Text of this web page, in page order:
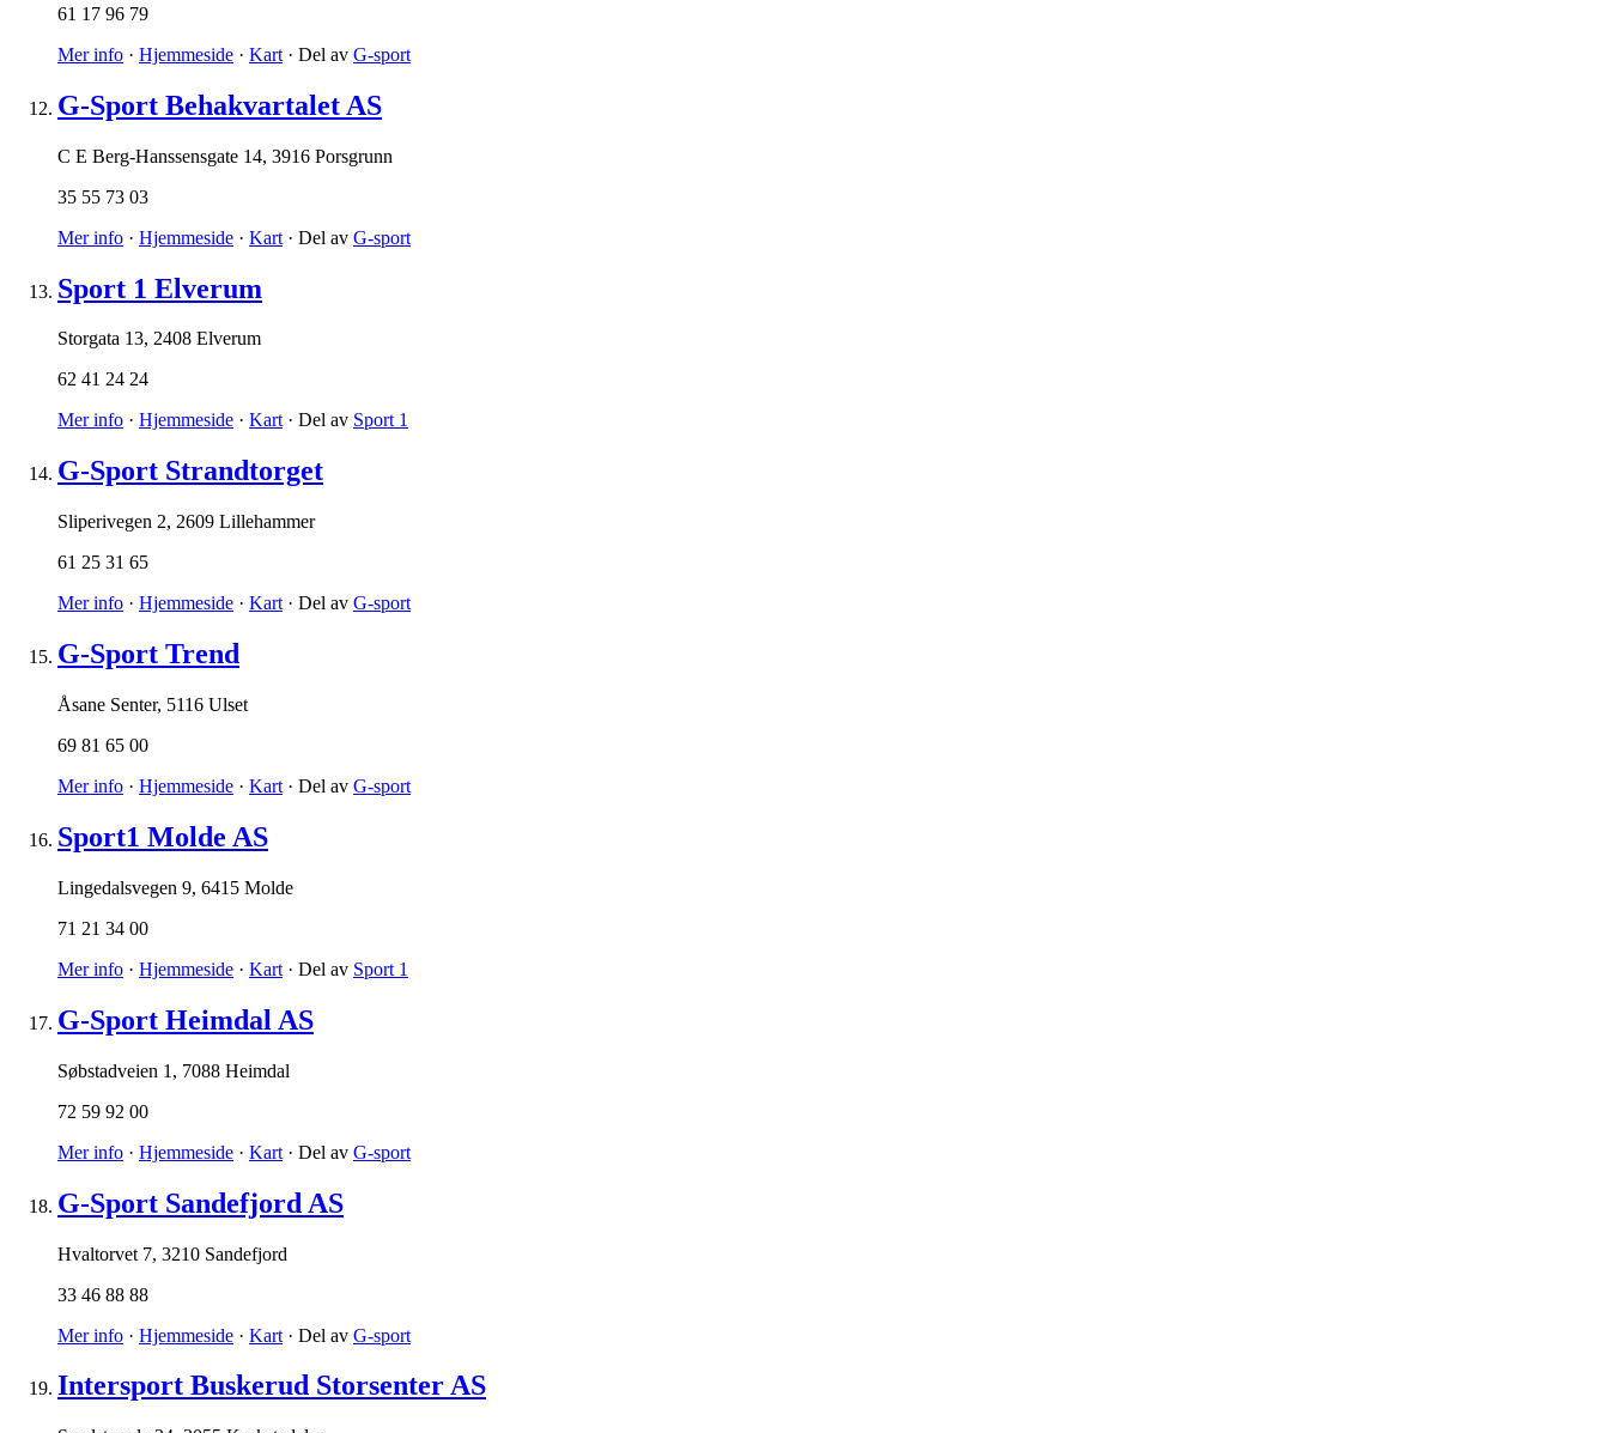
61 17 96 79
Mer info · Hjemmeside · Kart · Del av G-sport
G-Sport Behakvartalet AS
C E Berg-Hanssensgate 14, 3916 Porsgrunn
35 55 73 03
Mer info · Hjemmeside · Kart · Del av G-sport
Sport 1 Elverum
Storgata 13, 2408 Elverum
62 41 24 24
Mer info · Hjemmeside · Kart· Del av Sport 1
G-Sport Strandtorget
Sliperivegen 2, 2609 Lillehammer
61 25 31 65
Mer info · Hjemmeside · Kart · Del av G-sport
G-Sport Trend
Åsane Senter, 5116 Ulset
69 81 65 00
Mer info · Hjemmeside · Kart · Del av G-sport
Sport1 Molde AS
Lingedalsvegen 9, 6415 Molde
71 21 34 00
Mer info · Hjemmeside · Kart · Del av Sport 1
G-Sport Heimdal AS
Søbstadveien 1 , 7088 Heimdal
72 59 92 00
Mer info · Hjemmeside · Kart · Del av G-sport
G-Sport Sandefjord AS
Hvaltorvet 7, 3210 Sandefjord
33 46 88 88
Mer info · Hjemmeside · Kart · Del av G-sport
Intersport Buskerud Storsenter AS